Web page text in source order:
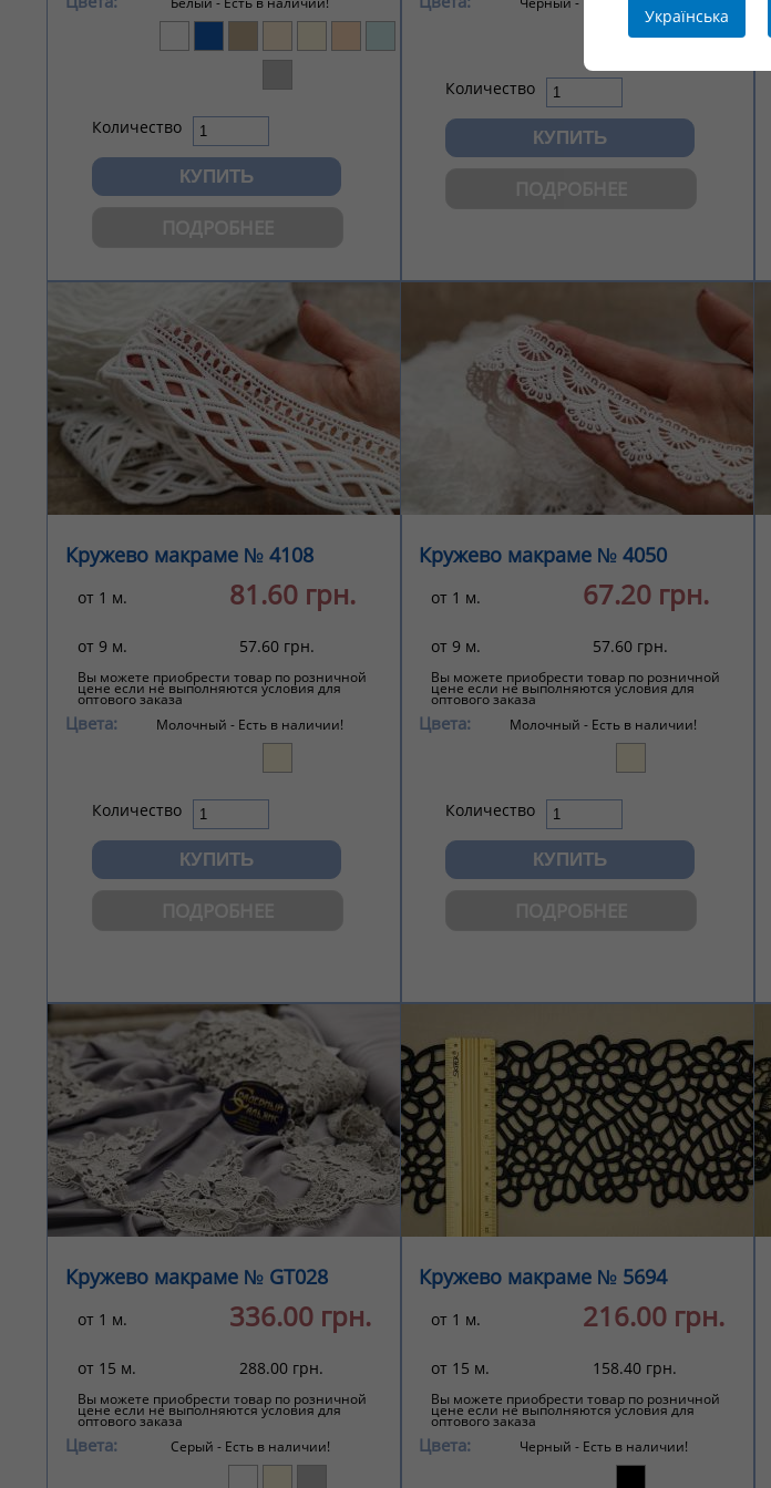
Количество
Количество
Кружево макраме № 4108
от 1 м. 81.60 грн.
от 9 м. 57.60 грн.
Вы можете приобрести товар по розничной
цене если не выполняются условия для
оптового заказа
Цвета: Молочный - Есть в наличии!
Количество
Кружево макраме № 4050
от 1 м. 67.20 грн.
от 9 м. 57.60 грн.
Вы можете приобрести товар по розничной
цене если не выполняются условия для
оптового заказа
Цвета: Молочный - Есть в наличии!
Количество
Кружево макраме № GT028
от 1 м. 336.00 грн.
от 15 м. 288.00 грн.
Вы можете приобрести товар по розничной
цене если не выполняются условия для
оптового заказа
Цвета: Серый - Есть в наличии!
Кружево макраме № 5694
от 1 м. 216.00 грн.
от 15 м. 158.40 грн.
Вы можете приобрести товар по розничной
цене если не выполняются условия для
оптового заказа
Цвета: Черный - Есть в наличии!
Українська